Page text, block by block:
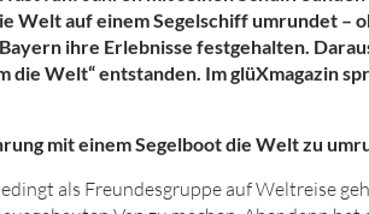
Welt auf einem Segelschiff umrundet –
ihre Erlebnisse festgehalten.
die Welt“ entstanden. ImglüXmagazin
mit einem Segelboot die Welt zu
als Freundesgruppe auf Weltreise